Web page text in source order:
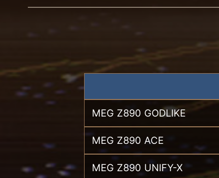
MEG Z890 GODLIKE
MEG Z890 ACE
MEG Z890 UNIFY-X